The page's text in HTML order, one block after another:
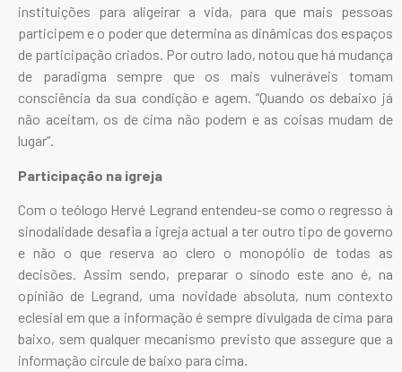
instituições para aligeirar a vida, para que mais pessoas
participem e o poder que determina as dinâmicas dos espaços
de participação criados. Por outro lado, notou que há mudança
de paradigma sempre que os mais vulneráveis tomam
consciência da sua condição e agem. “Quando os debaixo já
não aceitam, os de cima não podem e as coisas mudam de
lugar”.
Participação na igreja
Com o teólogo Hervé Legrand entendeu-se como o regresso à
sinodalidade desafia a igreja actual a ter outro tipo de governo
e não o que reserva ao clero o monopólio de todas as
decisões. Assim sendo, preparar o sínodo este ano é, na
opinião de Legrand, uma novidade absoluta, num contexto
eclesial em que a informação é sempre divulgada de cima para
baixo, sem qualquer mecanismo previsto que assegure que a
informação circule de baixo para cima.